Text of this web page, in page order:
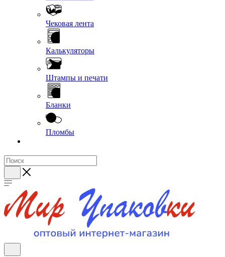
Чековая лента
Калькуляторы
Штампы и печати
Бланки
Пломбы